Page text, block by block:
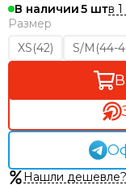
В наличии5
в
Размер
XS(42)
S/M(44-
Нашли дешевле?